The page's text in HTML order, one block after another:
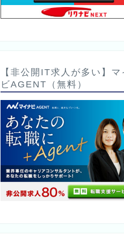
【非公開IT求人が多い】マ
ビAGENT（無料）